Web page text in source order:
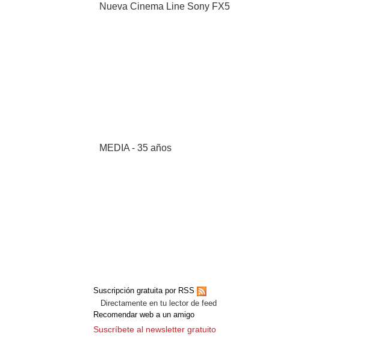
Nueva Cinema Line Sony FX5
MEDIA - 35 años
Suscripción gratuita por RSS
Directamente en tu lector de feed
Recomendar web a un amigo
Suscríbete al newsletter gratuito